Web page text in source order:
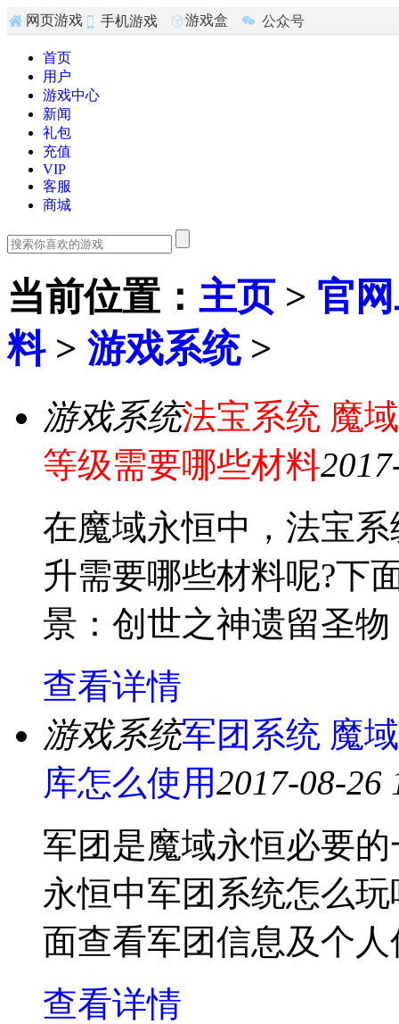
网页游戏 手机游戏
游戏盒
公众号
首页
用户
游戏中心
新闻
礼包
充值
VIP
客服
商城
当前位置 ： 主页> 官
料> 游戏系统>
游戏系统法宝系统 魔
等级需要哪些材料
在魔域永恒中，法宝
升需要哪些材料呢?下
景：创世之神遗留圣
查看详情
游戏系统军团系统 魔
库怎么使用2017-08-26
军团是魔域永恒必要
永恒中军团系统怎么
面查看军团信息及个
查看详情